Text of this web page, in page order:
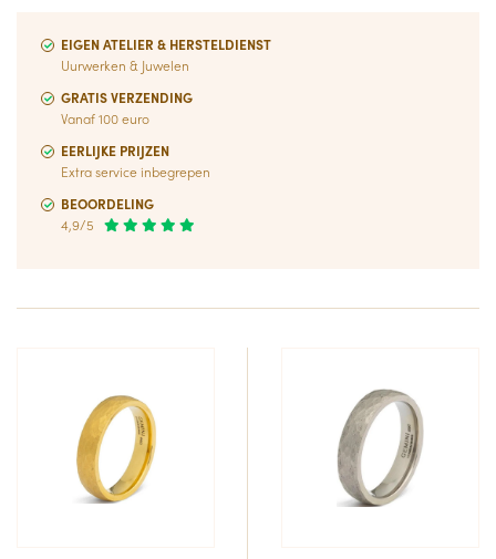
EIGEN ATELIER & HERSTELDIENST
Uurwerken & Juwelen
GRATIS VERZENDING
Vanaf 100 euro
EERLIJKE PRIJZEN
Extra service inbegrepen
BEOORDELING
4,9/5